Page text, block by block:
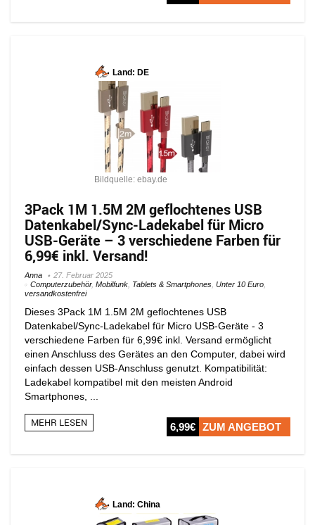
Land: DE
Bildquelle: ebay.de
3Pack 1M 1.5M 2M geflochtenes USB
Datenkabel/Sync-Ladekabel für Micro
USB-Geräte – 3 verschiedene Farben für
6,99€ inkl. Versand!
Anna
27. Februar 2025
Computerzubehör, Mobilfunk Tablets & Smartphones Unter 10 Euro
versandkostenfrei
Dieses 3Pack 1M 1.5M 2M geflochtenes USB
Datenkabel/Sync-Ladekabel für Micro USB-Geräte - 3
verschiedene Farben für 6,99€ inkl. Versand ermöglicht
einen Anschluss des Gerätes an den Computer, dabei wird
einfach dessen USB-Anschluss genutzt. Kompatibilität:
Ladekabel kompatibel mit den meisten Android
Smartphones, ...
MEHR LESEN 6,99€ ZUM ANGEBOT
Land: China